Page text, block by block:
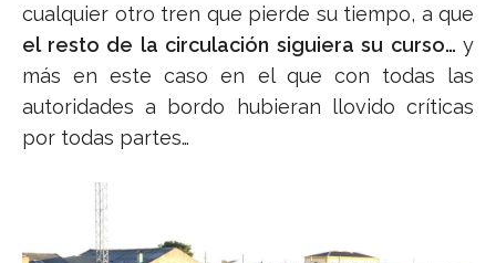
cualquier otro tren que pierde su tiempo, a que
el resto de la circulación siguiera su curso… y
más en este caso en el que con todas las
autoridades a bordo hubieran llovido críticas
por todas partes…